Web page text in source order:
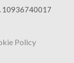
10936740017
Policy